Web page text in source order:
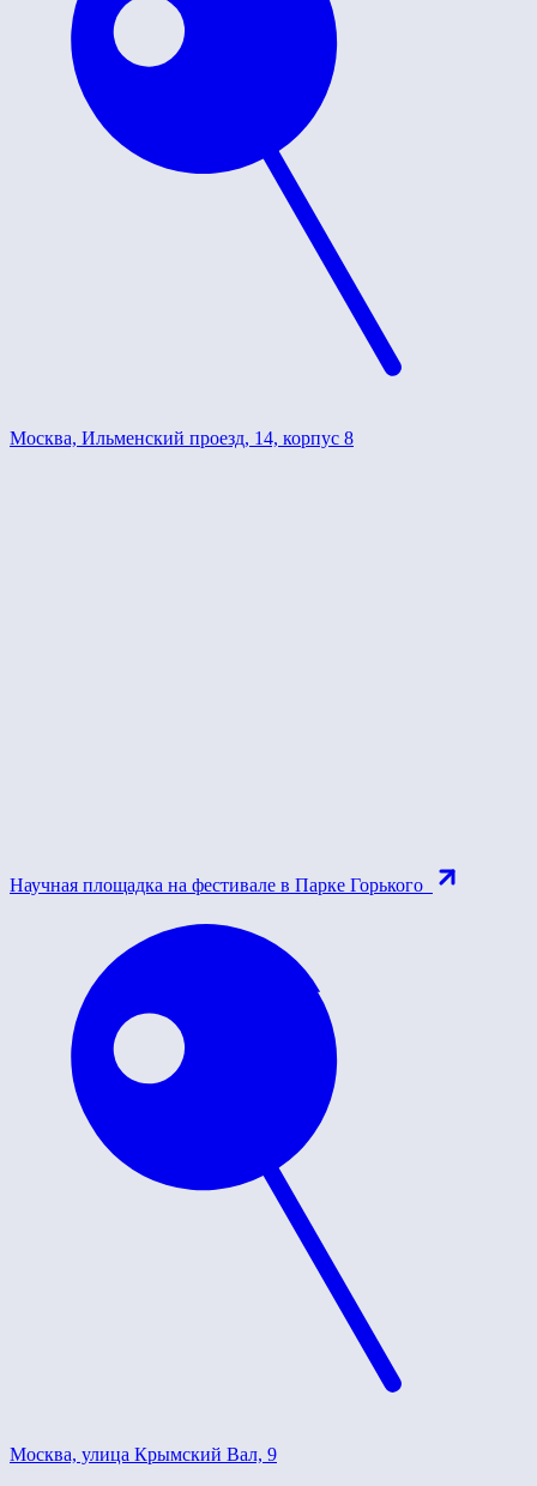
Москва, Ильменский проезд, 14, корпус 8
Научная площадка на фестивале в Парке Горького
Москва, улица Крымский Вал, 9